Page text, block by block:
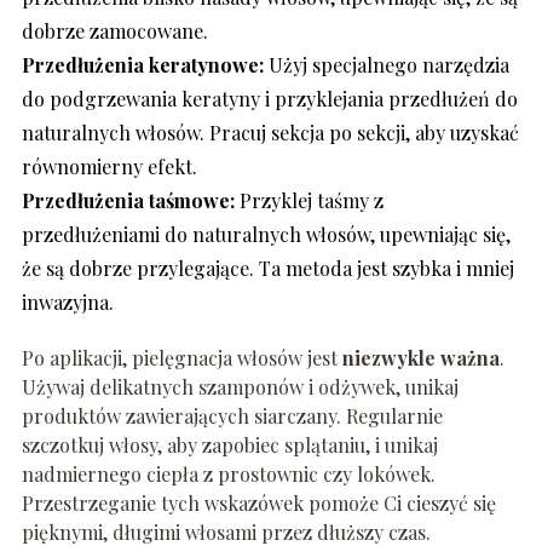
dobrze zamocowane.
Przedłużenia keratynowe:Użyj specjalnego narzędzia
do podgrzewania keratyny i przyklejania przedłużeń do
naturalnych włosów. Pracuj sekcja po sekcji, aby uzyskać
równomierny efekt.
Przedłużenia taśmowe:Przyklej taśmy z
przedłużeniami do naturalnych włosów, upewniając się,
że są dobrze przylegające. Ta metoda jest szybka i mniej
inwazyjna.
Po aplikacji, pielęgnacja włosów jestniezwykle ważna.
Używaj delikatnych szamponów i odżywek, unikaj
produktów zawierających siarczany. Regularnie
szczotkuj włosy, aby zapobiec splątaniu, i unikaj
nadmiernego ciepła z prostownic czy lokówek.
Przestrzeganie tych wskazówek pomoże Ci cieszyć się
pięknymi, długimi włosami przez dłuższy czas.